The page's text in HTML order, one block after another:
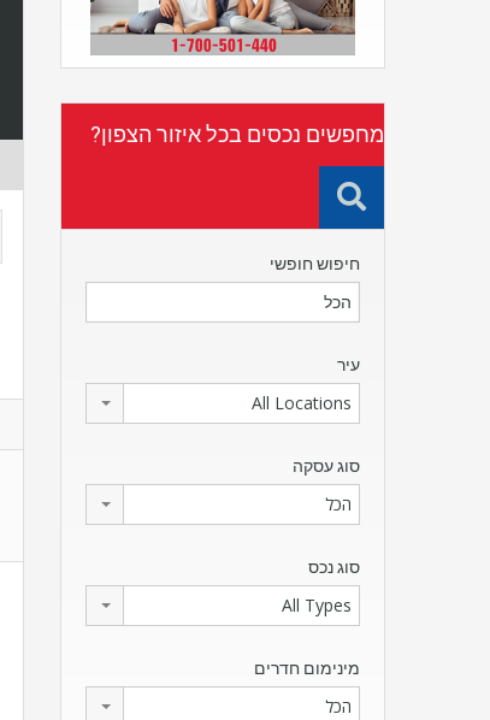
מחפשים נכסים בכל איזור הצפון?
חיפוש חופשי
עיר
All Locations
סוג עסקה
הכל
סוג נכס
All Types
מינימום חדרים
הכל